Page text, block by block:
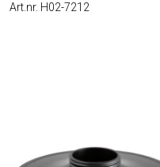
Art.nr. H02-7212